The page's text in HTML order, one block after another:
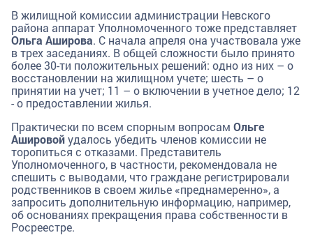
В жилищной комиссии администрации Невского
района аппарат Уполномоченного тоже представляет
Ольга Аширова. С начала апреля она участвовала уже
в трех заседаниях. В общей сложности было принято
более 30-ти положительных решений: одно из них – о
восстановлении на жилищном учете; шесть – о
принятии на учет; 11 – о включении в учетное дело; 12
- о предоставлении жилья.
Практически по всем спорным вопросам Ольге
Ашировойудалось убедить членов комиссии не
торопиться с отказами. Представитель
Уполномоченного, в частности, рекомендовала не
спешить с выводами, что граждане регистрировали
родственников в своем жилье «преднамеренно», а
запросить дополнительную информацию, например,
об основаниях прекращения права собственности в
Росреестре.